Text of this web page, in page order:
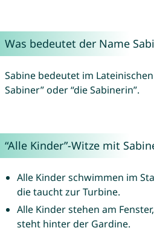
Was bedeutet der Name
Sabine bedeutet im
Sabiner” oder “die Sabinerin”.
“Alle Kinder”-Witze mit
Alle Kinder schwimmen im
die taucht zur Turbine.
Alle Kinder stehen am
steht hinter der Gardine.